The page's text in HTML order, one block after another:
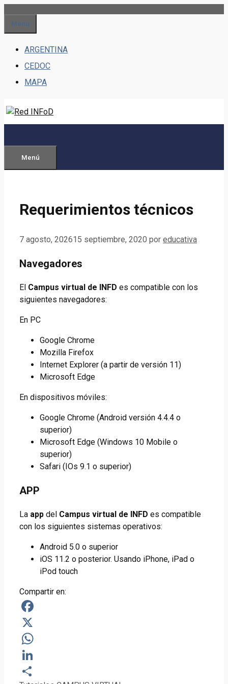
contenido
Menu
ARGENTINA
CEDOC
MAPA
Menú
Requerimientos técnicos
7 agosto, 202615 septiembre, 2020 por educativa
Navegadores
El Campus virtual de INFD es compatible con los
siguientes navegadores:
En PC
Google Chrome
Mozilla Firefox
Internet Explorer (a partir de versión 11)
Microsoft Edge
En dispositivos móviles:
Google Chrome (Android versión 4.4.4 o
superior)
Microsoft Edge (Windows 10 Mobile o
superior)
Safari (IOs 9.1 o superior)
APP
La app del Campus virtual de INFD es compatible
con los siguientes sistemas operativos:
Android 5.0 o superior
iOS 11.2 o posterior. Usando iPhone, iPad o
iPod touch
Compartir en:
Facebook
X
WhatsApp
LinkedIn